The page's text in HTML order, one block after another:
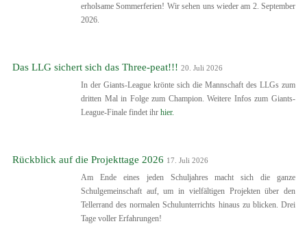
erholsame Sommerferien! Wir sehen uns wieder am 2. September
2026.
Das LLG sichert sich das Three-peat!!! 20. Juli 2026
In der Giants-League krönte sich die Mannschaft des LLGs zum
dritten Mal in Folge zum Champion. Weitere Infos zum Giants-
League-Finale findet ihr hier.
Rückblick auf die Projekttage 2026 17. Juli 2026
Am Ende eines jeden Schuljahres macht sich die ganze
Schulgemeinschaft auf, um in vielfältigen Projekten über den
Tellerrand des normalen Schulunterrichts hinaus zu blicken. Drei
Tage voller Erfahrungen!